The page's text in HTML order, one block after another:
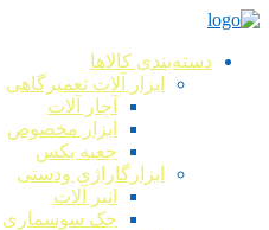
دسته‌بندی کالاها
ابزار آلات تعمیرگاهی
آچار آلات
ابزار مخصوص
جعبه بکس
ابزارگاراژی ودستی
انبر آلات
جک سوسماری